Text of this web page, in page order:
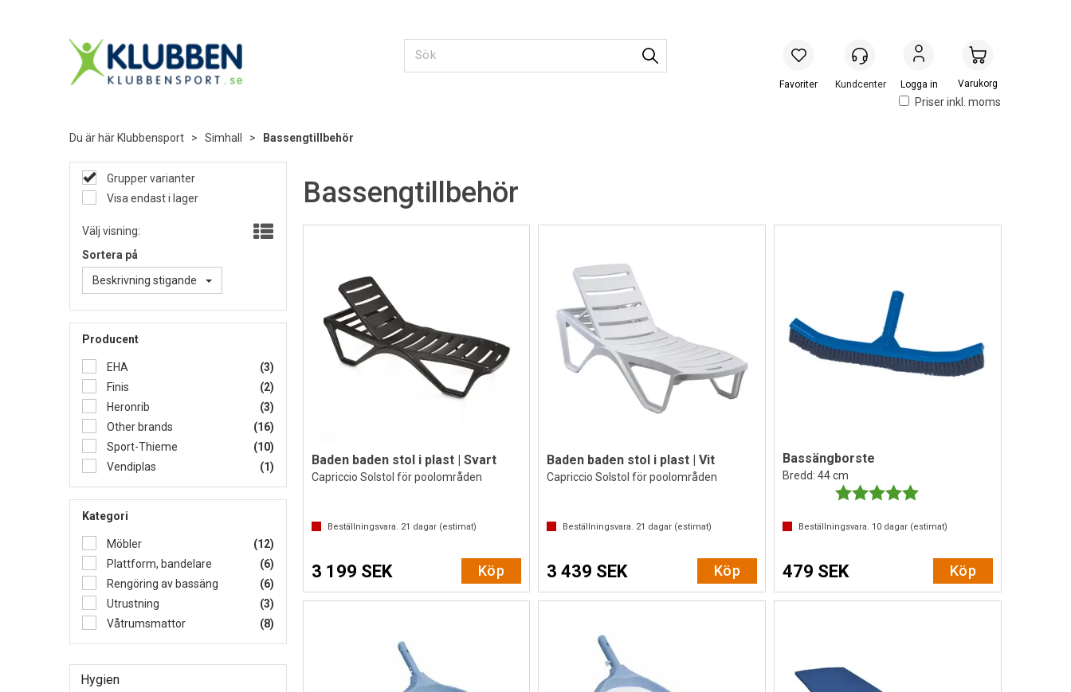
Priser inkl. moms
Logga in Handlevogn
Du är här Klubbensport > Simhall > Bassengtillbehör
Grupper varianter
Visa endast i lager
Välj visning:
Sortera på
Beskrivning stigande
Producent
EHA
(3)
Finis
(2)
Heronrib
(3)
Other brands
(16)
Sport-Thieme
(10)
Vendiplas
(1)
Kategori
Möbler
(12)
Plattform, bandelare
(6)
Rengöring av bassäng
(6)
Utrustning
(3)
Våtrumsmattor
(8)
Hygien
Bassengtillbehör
Baden baden stol i plast | Svart
Capriccio Solstol för poolområden
Beställningsvara. 21 dagar (estimat)
3 199 SEK Köp
Baden baden stol i plast | Vit
Capriccio Solstol för poolområden
Beställningsvara. 21 dagar (estimat)
3 439 SEK Köp
Bassängborste
Bredd: 44 cm
Betyg:
Beställningsvara. 10 dagar (estimat)
479 SEK Köp